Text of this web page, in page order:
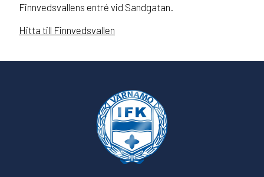
Finnvedsvallens entré vid Sandgatan.
Hitta till Finnvedsvallen